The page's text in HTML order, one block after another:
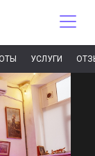
УСЛУГИ